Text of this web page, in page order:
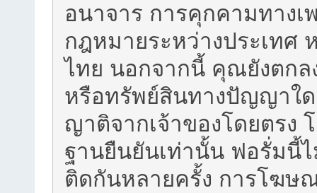
อนาจาร การคุกคามทางเ
กฎหมายระหว่างประเทศ
ไทย นอกจากนี้ คุณยังตก
หรือทรัพย์สินทางปัญญาใ
ญาติจากเจ้าของโดยตรง
ฐานยืนยันเท่านั้น ฟอรั่มนี้
ติดกันหลายครั้ง การโฆษ